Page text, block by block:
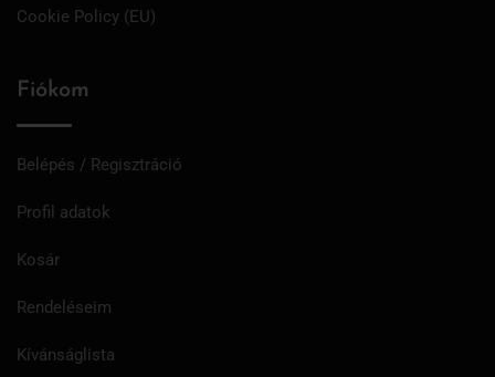
Cookie Policy (EU)
Fiókom
Belépés / Regisztráció
Profil adatok
Kosár
Rendeléseim
Kívánságlista